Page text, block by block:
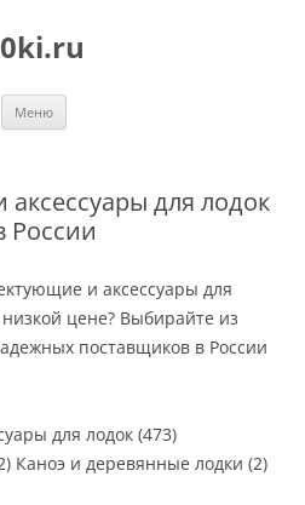
Меню
для лодок
России
и аксессуары для
цене? Выбирайте из
поставщиков в России
для лодок (473)
Каноэ и деревянные лодки (2)